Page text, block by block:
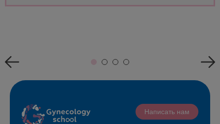
Написать нам